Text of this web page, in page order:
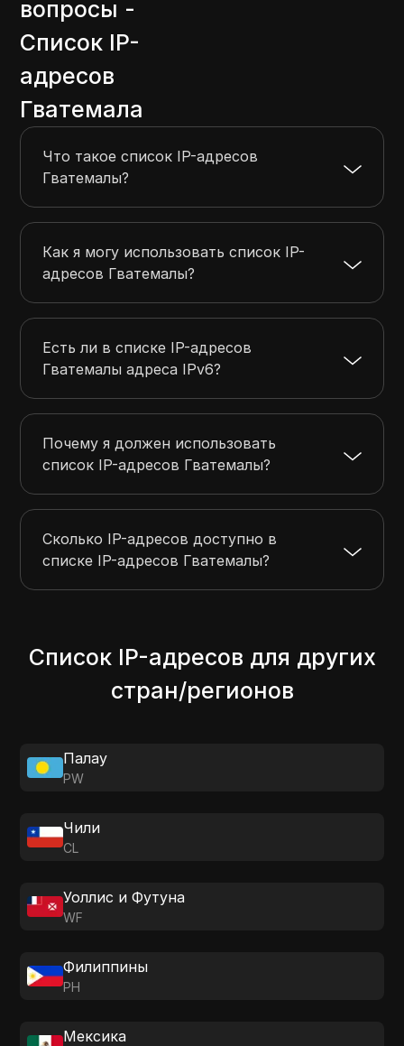
вопросы -
Список IP-
адресов
Гватемала
Что такое список IP-адресов
Гватемалы?
Как я могу использовать список IP-
адресов Гватемалы?
Есть ли в списке IP-адресов
Гватемалы адреса IPv6?
Почему я должен использовать
список IP-адресов Гватемалы?
Сколько IP-адресов доступно в
списке IP-адресов Гватемалы?
Список IP-адресов для других
стран/регионов
Палау
PW
Чили
CL
Уоллис и Футуна
WF
Филиппины
PH
Мексика